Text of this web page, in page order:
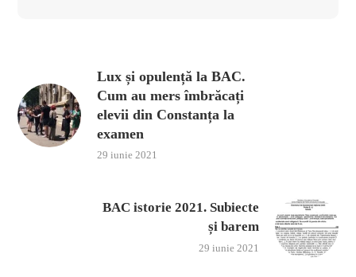
Lux și opulență la BAC.
Cum au mers îmbrăcați
elevii din Constanța la
examen
29 iunie 2021
BAC istorie 2021. Subiecte
și barem
29 iunie 2021